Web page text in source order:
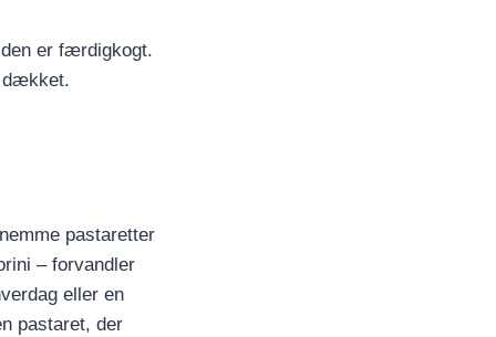
er færdigkogt.
dækket.
pastaretter
– forvandler
eller en
pastaret, der